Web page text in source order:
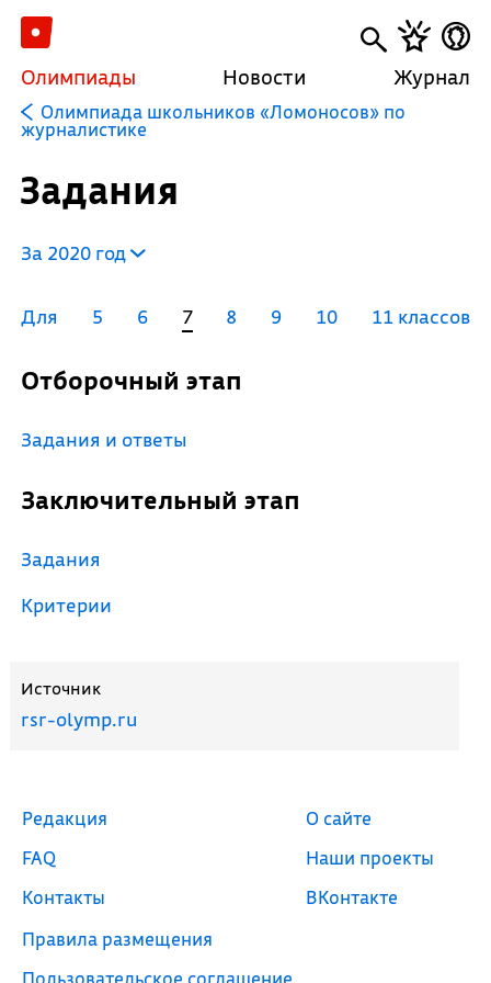
Олимпиады Новости Журнал
Олимпиада школьников «Ломоносов» по
журналистике
Задания
За 2020 год
Для 5 6 7 8 9 10 11 классов
Отборочный этап
Задания и ответы
Заключительный этап
Задания
Критерии
Источник
rsr-olymp.ru
Редакция
FAQ
Контакты
Правила размещения
Пользовательское соглашение
О сайте
Наши проекты
ВКонтакте